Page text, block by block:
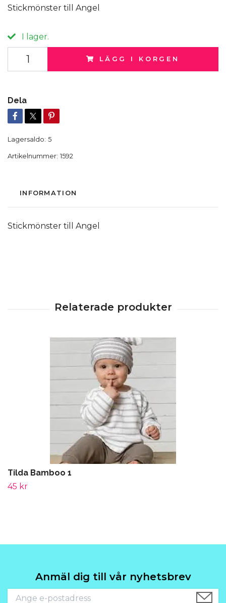
Stickmönster till Angel
I lager.
LÄGG I KORGEN
Dela
Lagersaldo: 5
Artikelnummer: 1592
INFORMATION
Stickmönster till Angel
Tilda Bamboo 1
45 kr
Anmäl dig till vår nyhetsbrev